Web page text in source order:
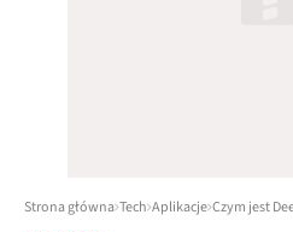
Strona główna Tech Aplikacje